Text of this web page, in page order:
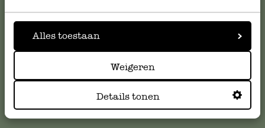
Alles toestaan
Weigeren
Details tonen
klantenservice. Of bekijk hier het antwoord op de
klantenservice@dille-kamille.com
Online Klantenservice